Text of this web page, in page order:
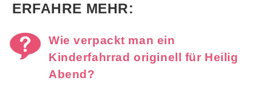
ERFAHRE MEHR:
Wie verpackt man ein
Kinderfahrrad originell für Heilig
Abend?